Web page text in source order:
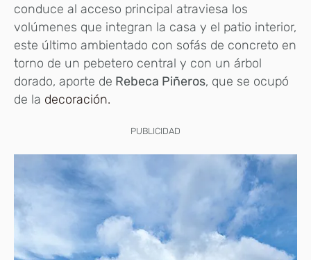
conduce al acceso principal atraviesa los
volúmenes que integran la casa y el patio interior,
este último ambientado con sofás de concreto en
torno de un pebetero central y con un árbol
dorado, aporte de Rebeca Piñeros, que se ocupó
de la decoración.
PUBLICIDAD